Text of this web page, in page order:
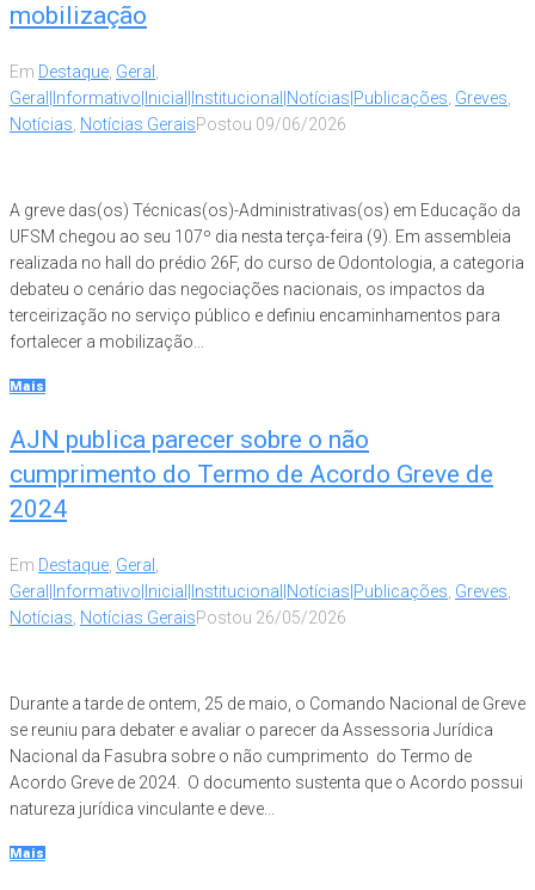
mobilização
Em Destaque, Geral ,
Geral|Informativo|Inicial|Institucional|Notícias|Publicações, Greves,
Notícias, Notícias GeraisPostou 09/06/2026
A greve das(os) Técnicas(os)-Administrativas(os) em Educação da
UFSM chegou ao seu 107º dia nesta terça-feira (9). Em assembleia
realizada no hall do prédio 26F, do curso de Odontologia, a categoria
debateu o cenário das negociações nacionais, os impactos da
terceirização no serviço público e definiu encaminhamentos para
fortalecer a mobilização...
Mais
AJN publica parecer sobre o não
cumprimento do Termo de Acordo Greve de
2024
Em Destaque, Geral ,
Geral|Informativo|Inicial|Institucional|Notícias|Publicações, Greves,
Notícias, Notícias GeraisPostou 26/05/2026
Durante a tarde de ontem, 25 de maio, o Comando Nacional de Greve
se reuniu para debater e avaliar o parecer da Assessoria Jurídica
Nacional da Fasubra sobre o não cumprimento do Termo de
Acordo Greve de 2024. O documento sustenta que o Acordo possui
natureza jurídica vinculante e deve...
Mais